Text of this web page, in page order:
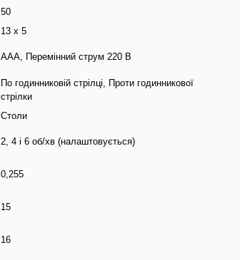
50
13 х 5
AAA, Перемінний струм 220 В
По годинниковій стрілці, Проти годинникової
стрілки
Столи
2, 4 і 6 об/хв (налаштовується)
0,255
15
16